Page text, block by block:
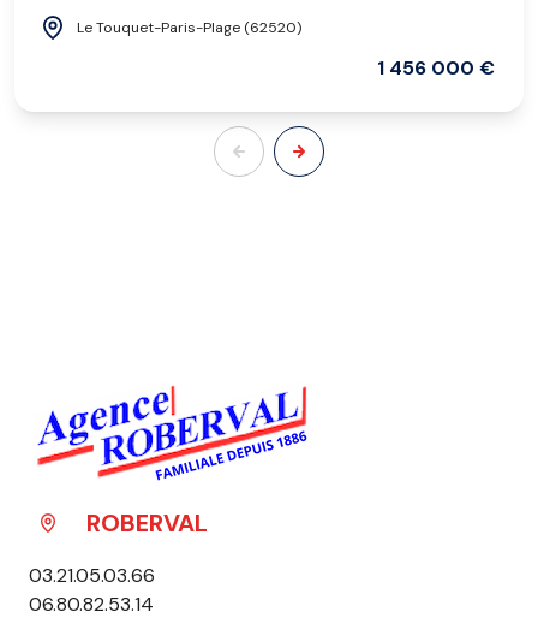
Le Touquet-Paris-Plage (62520)
1 456 000 €
ROBERVAL
03.21.05.03.66
06.80.82.53.14